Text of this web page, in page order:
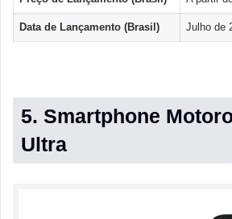
Data de Lançamento (Brasil) Julho de
5. Smartphone
Ultra